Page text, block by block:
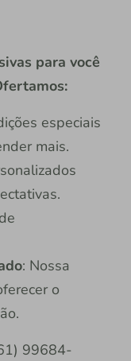
para você
especiais
mais.
: Nossa
o
99684-